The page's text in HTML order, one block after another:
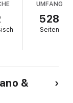
qu’Amma
nature
sa plus
UMFANG
528
Seiten
&